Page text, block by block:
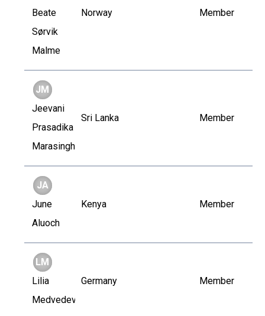
Beate
Sørvik
Malme
Norway Member
JM
Jeevani
Prasadika
Marasinghe
Sri Lanka Member
JA
June
Aluoch
Kenya Member
LM
Lilia
Medvedev
Germany Member